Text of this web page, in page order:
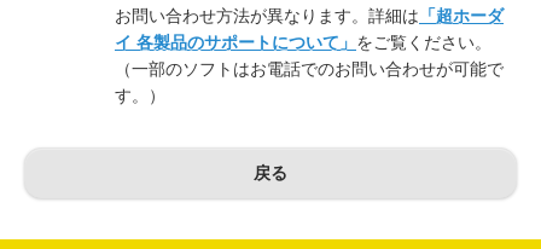
お問い合わせ方法が異なります。詳細は 「超ホーダ
イ 各製品のサポートについて」 をご覧ください。
（一部のソフトはお電話でのお問い合わせが可能で
す。）
戻る